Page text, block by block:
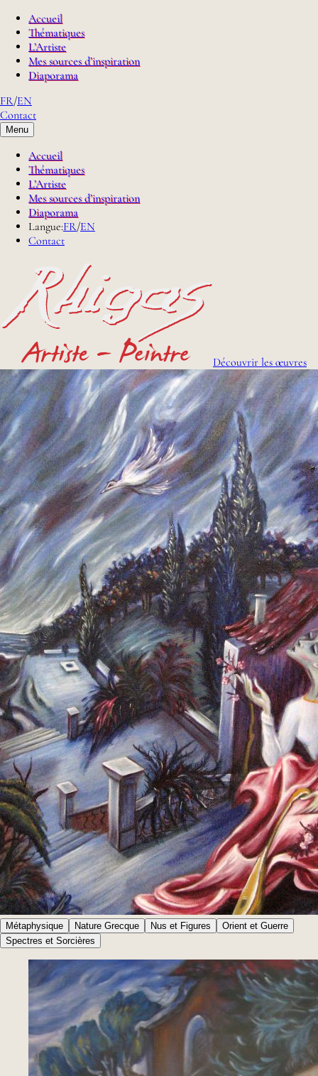
Accueil
Thématiques
L’Artiste
Mes sources d’inspiration
Diaporama
FR/EN
Contact
Menu
Accueil
Thématiques
L’Artiste
Mes sources d’inspiration
Diaporama
Langue:FR/EN
Contact
Découvrir les œuvres
Métaphysique Nature Grecque Nus et Figures
Orient et Guerre
Spectres et Sorcières